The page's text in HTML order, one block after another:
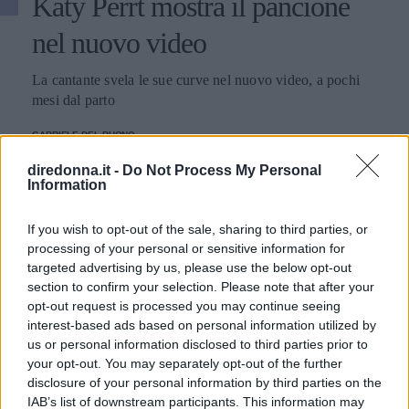
diredonna.it - Do Not Process My Personal
Information
If you wish to opt-out of the sale, sharing to third parties, or
processing of your personal or sensitive information for
targeted advertising by us, please use the below opt-out
section to confirm your selection. Please note that after your
opt-out request is processed you may continue seeing
interest-based ads based on personal information utilized by
us or personal information disclosed to third parties prior to
your opt-out. You may separately opt-out of the further
disclosure of your personal information by third parties on the
IAB’s list of downstream participants. This information may
Katy Perrt mostra il pancione
nel nuovo video
La cantante svela le sue curve nel nuovo video, a pochi
mesi dal parto
GABRIELE DEL BUONO